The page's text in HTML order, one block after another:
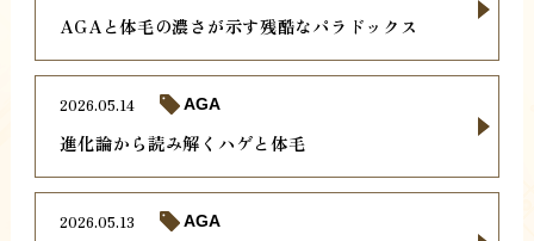
AGAと体毛の濃さが示す残酷なパラドックス
進化論から読み解くハゲと体毛
2026.05.14 AGA
2026.05.13 AGA